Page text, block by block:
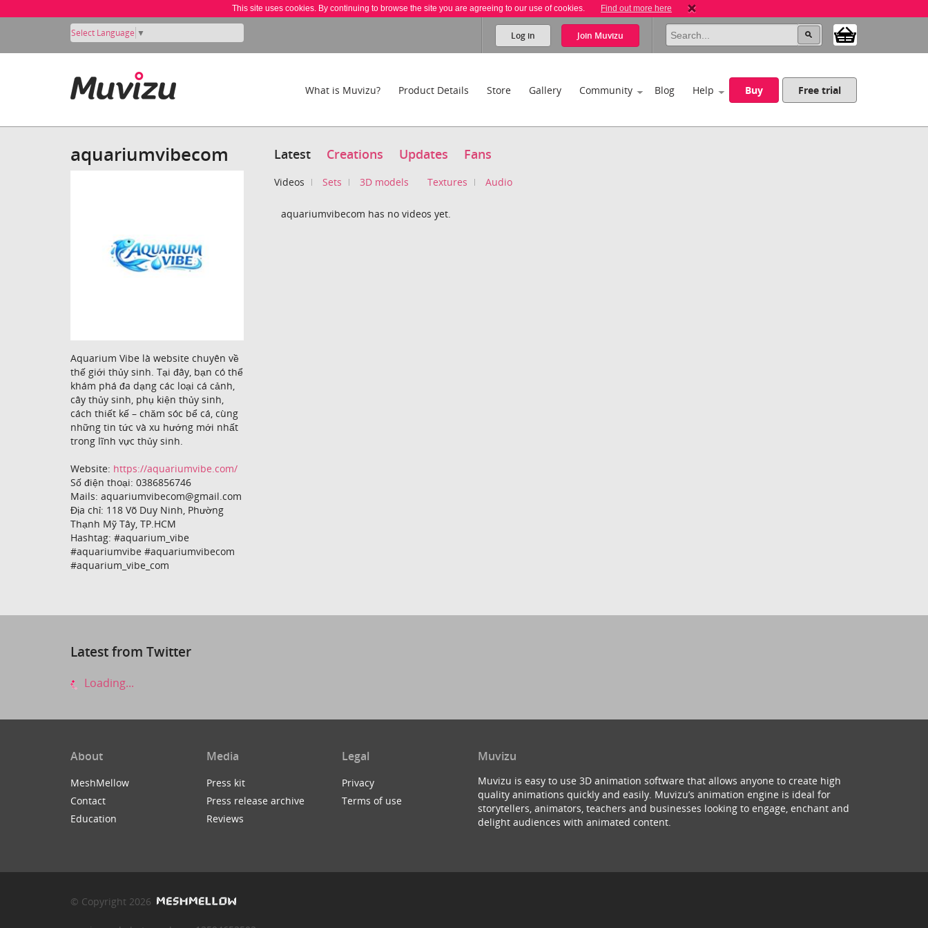
This site uses cookies. By continuing to browse the site you are agreeing to our use of cookies. Find out more here
Select Language ▼ Log in Join Muvizu
What is Muvizu? Product Details Store Gallery Community Blog Help Buy Free trial
aquariumvibecom
Aquarium Vibe là website chuyên về
thế giới thủy sinh. Tại đây, bạn có thể
khám phá đa dạng các loại cá cảnh,
cây thủy sinh, phụ kiện thủy sinh,
cách thiết kế – chăm sóc bể cá, cùng
những tin tức và xu hướng mới nhất
trong lĩnh vực thủy sinh.
Website: https://aquariumvibe.com/
Số điện thoại: 0386856746
Mails: aquariumvibecom@gmail.com
Địa chỉ: 118 Võ Duy Ninh, Phường
Thạnh Mỹ Tây, TP.HCM
Hashtag: #aquarium_vibe
#aquariumvibe #aquariumvibecom
#aquarium_vibe_com
Latest Creations Updates Fans
Videos Sets 3D models Textures Audio
aquariumvibecom has no videos yet.
Latest from Twitter
Loading...
About
MeshMellow
Contact
Education
Media
Press kit
Press release archive
Reviews
Legal
Privacy
Terms of use
Muvizu
Muvizu is easy to use 3D animation software that allows anyone to create high
quality animations quickly and easily. Muvizu’s animation engine is ideal for
storytellers, animators, teachers and businesses looking to engage, enchant and
delight audiences with animated content.
© Copyright 2026